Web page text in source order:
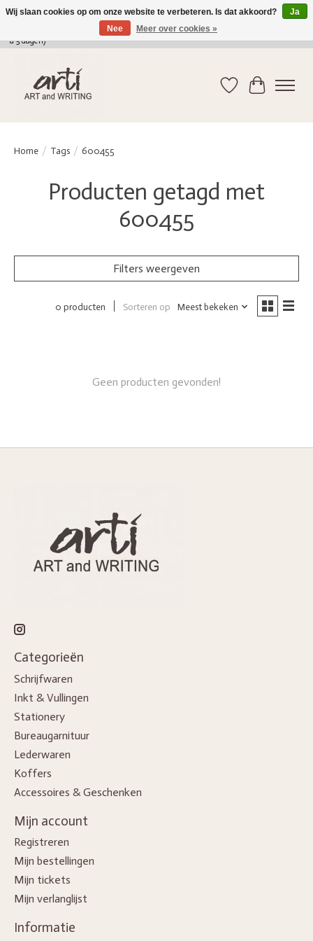
verkoop@arti-artandwriting.be/ +32 (0)471 41 82 41 / GRATIS verzending > 75 euro (2
a 5 dagen)
Verlanglijst
Home / Tags / 600455
Producten getagd met
600455
Filters weergeven
0 producten Sorteren op Meest bekeken
Geen producten gevonden!
Categorieën
Schrijfwaren
Inkt & Vullingen
Stationery
Bureaugarnituur
Lederwaren
Koffers
Accessoires & Geschenken
Mijn account
Registreren
Mijn bestellingen
Mijn tickets
Mijn verlanglijst
Informatie
Wij slaan cookies op om onze website te verbeteren. Is dat akkoord?
Ja
Nee
Meer over cookies »